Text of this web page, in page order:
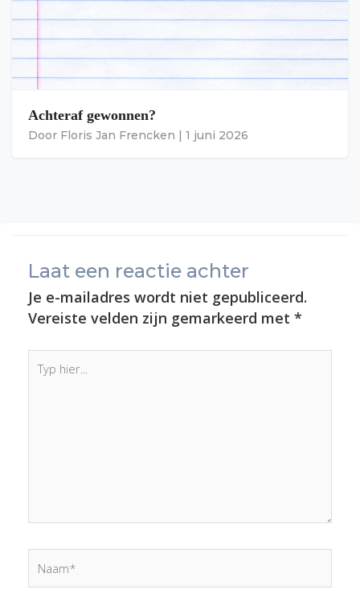
Achteraf gewonnen?
Door Floris Jan Frencken 1 juni 2026
Laat een reactie achter
Je e-mailadres wordt niet gepubliceerd.
Vereiste velden zijn gemarkeerd met *
hier...